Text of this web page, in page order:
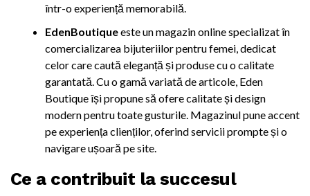
într-o experiență memorabilă.
EdenBoutiqueeste un magazin online specializat în
comercializarea bijuteriilor pentru femei, dedicat
celor care caută eleganță și produse cu o calitate
garantată. Cu o gamă variată de articole, Eden
Boutique își propune să ofere calitate și design
modern pentru toate gusturile. Magazinul pune accent
pe experiența clienților, oferind servicii prompte și o
navigare ușoară pe site.
Ce a contribuit la succesul